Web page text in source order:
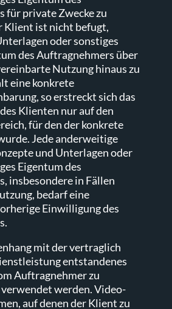
für private Zwecke zu
Klient ist nicht befugt,
oder sonstiges
des Auftragnehmers über
Nutzung hinaus zu
eine konkrete
so erstreckt sich das
Klienten nur auf den
für den der konkrete
Jede anderweitige
und Unterlagen oder
Eigentum des
insbesondere in Fällen
bedarf eine
Einwilligung des
mit der vertraglich
entstandenes
Auftragnehmer zu
werden. Video-
auf denen der Klient zu